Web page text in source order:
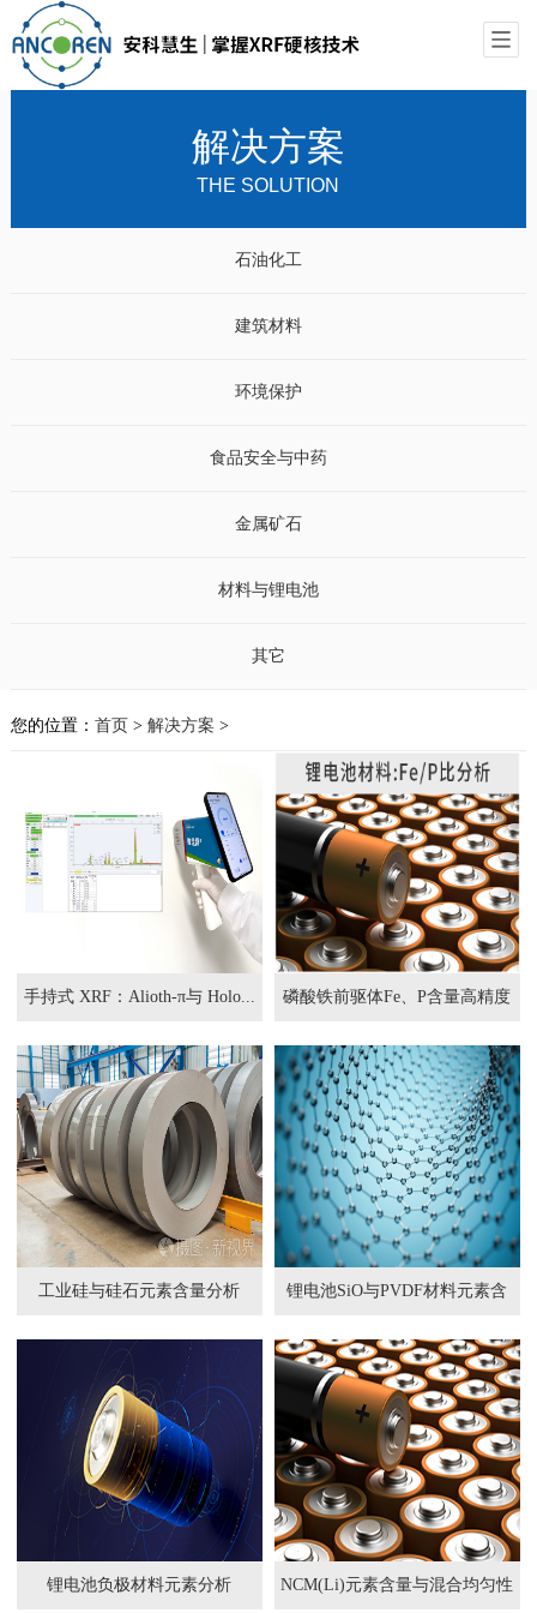
解决方案
THE SOLUTION
石油化工
建筑材料
环境保护
食品安全与中药
金属矿石
材料与锂电池
其它
您的位置： 首页 > 解决方案 >
手持式 XRF：Alioth-π与 Holo... 磷酸铁前驱体Fe、P含量高精度
测定
工业硅与硅石元素含量分析 锂电池SiO与PVDF材料元素含
量分析
锂电池负极材料元素分析 NCM(Li)元素含量与混合均匀性